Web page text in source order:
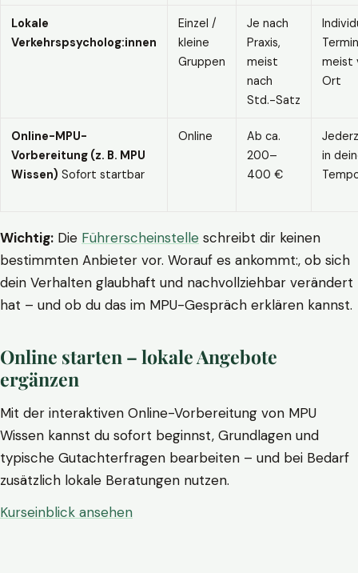
Lokale
Verkehrspsycholog:innen
Einzel /
kleine
Gruppen
Je nach
Praxis,
meist
nach
Std.-Satz
meist
Ort
Online-MPU-
Vorbereitung (z. B. MPU
Wissen) Sofort startbar
Online
Ab ca.
200–
400 €
in
Wichtig: Die Führerscheinstelle schreibt dir keinen
bestimmten Anbieter vor. Worauf es ankommt:, ob sich
dein Verhalten glaubhaft und nachvollziehbar verändert
hat – und ob du das im MPU-Gespräch erklären kannst.
Online starten – lokale Angebote
ergänzen
Mit der interaktiven Online-Vorbereitung von MPU
Wissen kannst du sofort beginnst, Grundlagen und
typische Gutachterfragen bearbeiten – und bei Bedarf
zusätzlich lokale Beratungen nutzen.
Kurseinblick ansehen